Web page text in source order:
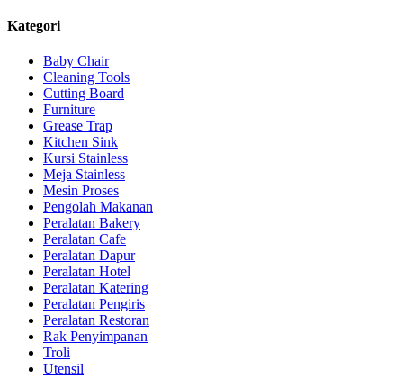
Kategori
Baby Chair
Cleaning Tools
Cutting Board
Furniture
Grease Trap
Kitchen Sink
Kursi Stainless
Meja Stainless
Mesin Proses
Pengolah Makanan
Peralatan Bakery
Peralatan Cafe
Peralatan Dapur
Peralatan Hotel
Peralatan Katering
Peralatan Pengiris
Peralatan Restoran
Rak Penyimpanan
Troli
Utensil